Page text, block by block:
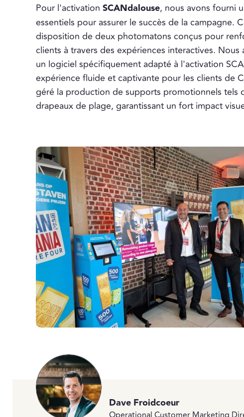
Pour l'activation SCANdalouse, nous avons fourni
essentiels pour assurer le succès de la campagne.
disposition de deux photomatons conçus pour
clients à travers des expériences interactives.
un logiciel spécifiquement adapté à l'activation
expérience fluide et captivante pour les clients de
géré la production de supports promotionnels tels
drapeaux de plage, garantissant un fort impact
Dave Froidcoeur